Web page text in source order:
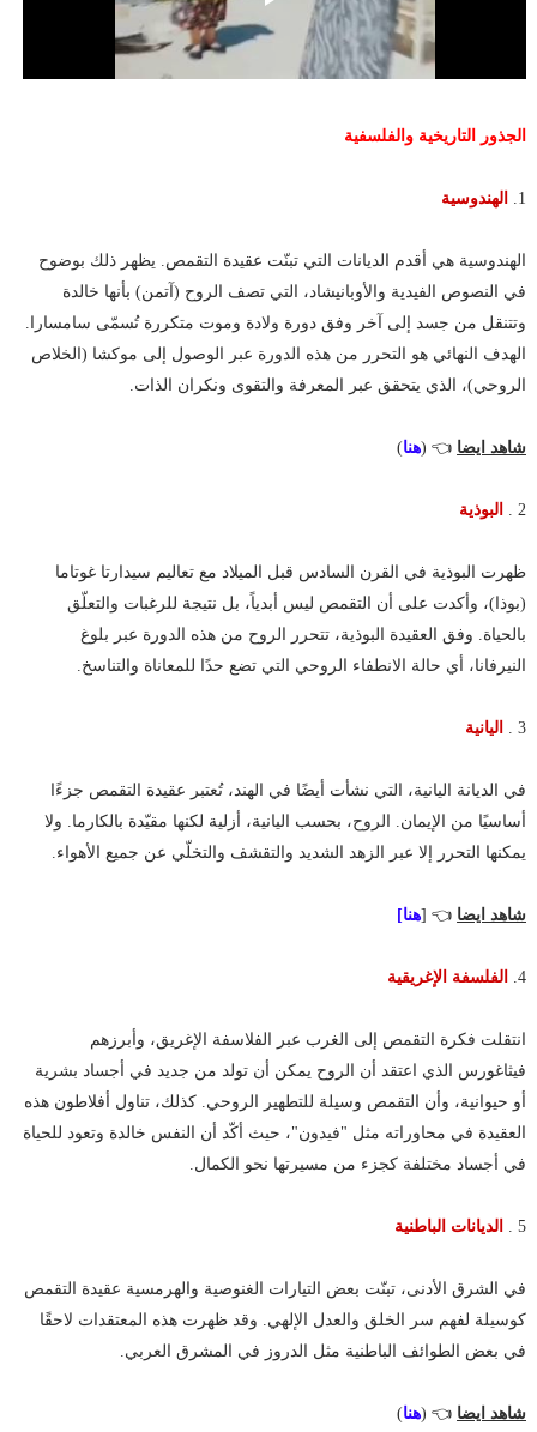
الجذور التاريخية والفلسفية
1. الهندوسية
الهندوسية هي أقدم الديانات التي تبنّت عقيدة التقمص. يظهر ذلك بوضوح
في النصوص الفيدية والأوبانيشاد، التي تصف الروح (آتمن) بأنها خالدة
وتتنقل من جسد إلى آخر وفق دورة ولادة وموت متكررة تُسمّى سامسارا.
الهدف النهائي هو التحرر من هذه الدورة عبر الوصول إلى موكشا (الخلاص
الروحي)، الذي يتحقق عبر المعرفة والتقوى ونكران الذات.
شاهد ايضا 👈 (هنا)
2 . البوذية
ظهرت البوذية في القرن السادس قبل الميلاد مع تعاليم سيدارتا غوتاما
(بوذا)، وأكدت على أن التقمص ليس أبدياً، بل نتيجة للرغبات والتعلّق
بالحياة. وفق العقيدة البوذية، تتحرر الروح من هذه الدورة عبر بلوغ
النيرفانا، أي حالة الانطفاء الروحي التي تضع حدًا للمعاناة والتناسخ.
3 . اليانية
في الديانة اليانية، التي نشأت أيضًا في الهند، تُعتبر عقيدة التقمص جزءًا
أساسيًا من الإيمان. الروح، بحسب اليانية، أزلية لكنها مقيّدة بالكارما. ولا
يمكنها التحرر إلا عبر الزهد الشديد والتقشف والتخلّي عن جميع الأهواء.
شاهد ايضا 👈 [هنا]
4. الفلسفة الإغريقية
انتقلت فكرة التقمص إلى الغرب عبر الفلاسفة الإغريق، وأبرزهم
فيثاغورس الذي اعتقد أن الروح يمكن أن تولد من جديد في أجساد بشرية
أو حيوانية، وأن التقمص وسيلة للتطهير الروحي. كذلك، تناول أفلاطون هذه
العقيدة في محاوراته مثل "فيدون"، حيث أكّد أن النفس خالدة وتعود للحياة
في أجساد مختلفة كجزء من مسيرتها نحو الكمال.
5 . الديانات الباطنية
في الشرق الأدنى، تبنّت بعض التيارات الغنوصية والهرمسية عقيدة التقمص
كوسيلة لفهم سر الخلق والعدل الإلهي. وقد ظهرت هذه المعتقدات لاحقًا
في بعض الطوائف الباطنية مثل الدروز في المشرق العربي.
شاهد ايضا 👈 (هنا)